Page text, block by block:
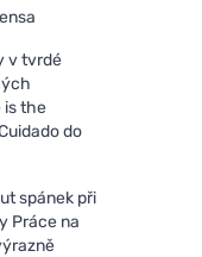
Organika Feno-
mg, 60 cápsulas
v tvrdé
is the
do
spánek při
Práce na